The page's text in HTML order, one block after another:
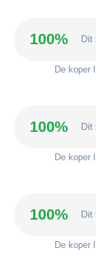
100% Dit
De koper
100% Dit
De koper
100% Dit
De koper